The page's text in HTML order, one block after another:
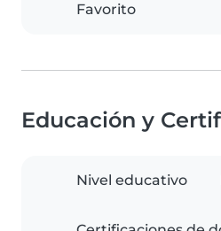
Favorito
Educación y
Nivel educativo